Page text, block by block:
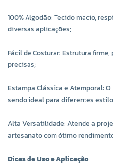
100% Algodão: Tecido macio,
diversas aplicações;
Fácil de Costurar: Estrutura
precisas;
Estampa Clássica e Atemporal:
sendo ideal para diferentes
Alta Versatilidade: Atende a
artesanato com ótimo
Dicas de Uso e Aplicação